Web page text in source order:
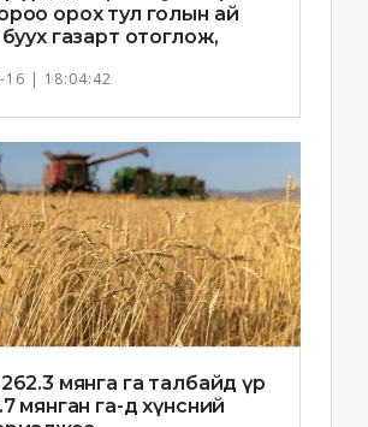
орох тул голын ай
газарт отоглож,
16 | 18:04:42
мянга га талбайд үр
мянган га-д хүнсний